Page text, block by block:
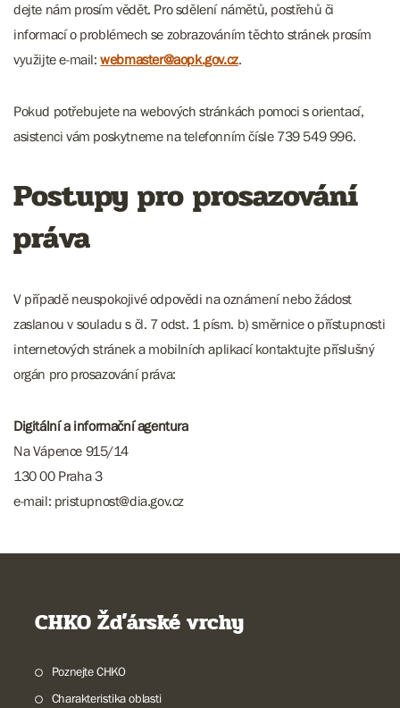
dejte nám prosím vědět. Pro sdělení námětů, postřehů či
informací o problémech se zobrazováním těchto stránek prosím
využijte e-mail:webmaster@aopk.gov.cz.
Pokud potřebujete na webových stránkách pomoci s orientací,
asistenci vám poskytneme na telefonním čísle 739 549 996.
Postupy pro prosazování
práva
V případě neuspokojivé odpovědi na oznámení nebo žádost
zaslanou v souladu s čl. 7 odst. 1 písm. b) směrnice o přístupnosti
internetových stránek a mobilních aplikací kontaktujte příslušný
orgán pro prosazování práva:
Digitální a informační agentura
Na Vápence 915/14
130 00 Praha 3
e-mail: pristupnost@dia.gov.cz
CHKO Žďárské vrchy
Poznejte CHKO
Charakteristika oblasti